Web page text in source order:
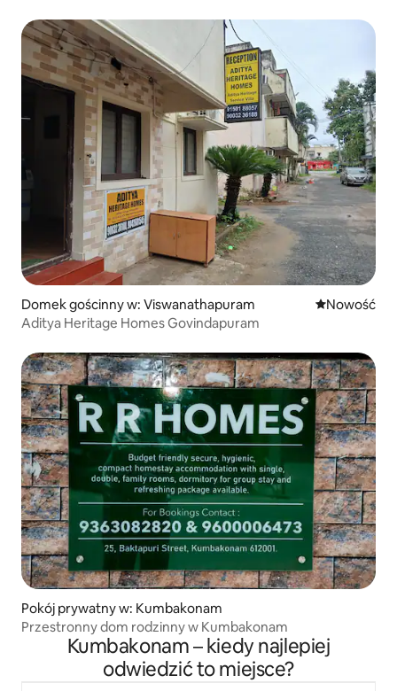
Domek gościnny w: Viswanathapuram Nowe
Nowość
Aditya Heritage Homes Govindapuram
Pokój prywatny w: Kumbakonam
Przestronny dom rodzinny w Kumbakonam
Kumbakonam – kiedy najlepiej
odwiedzić to miejsce?